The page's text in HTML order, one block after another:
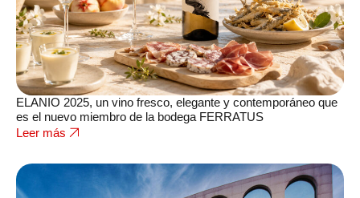
ELANIO 2025, un vino fresco, elegante y contemporáneo que
es el nuevo miembro de la bodega FERRATUS
Leer más